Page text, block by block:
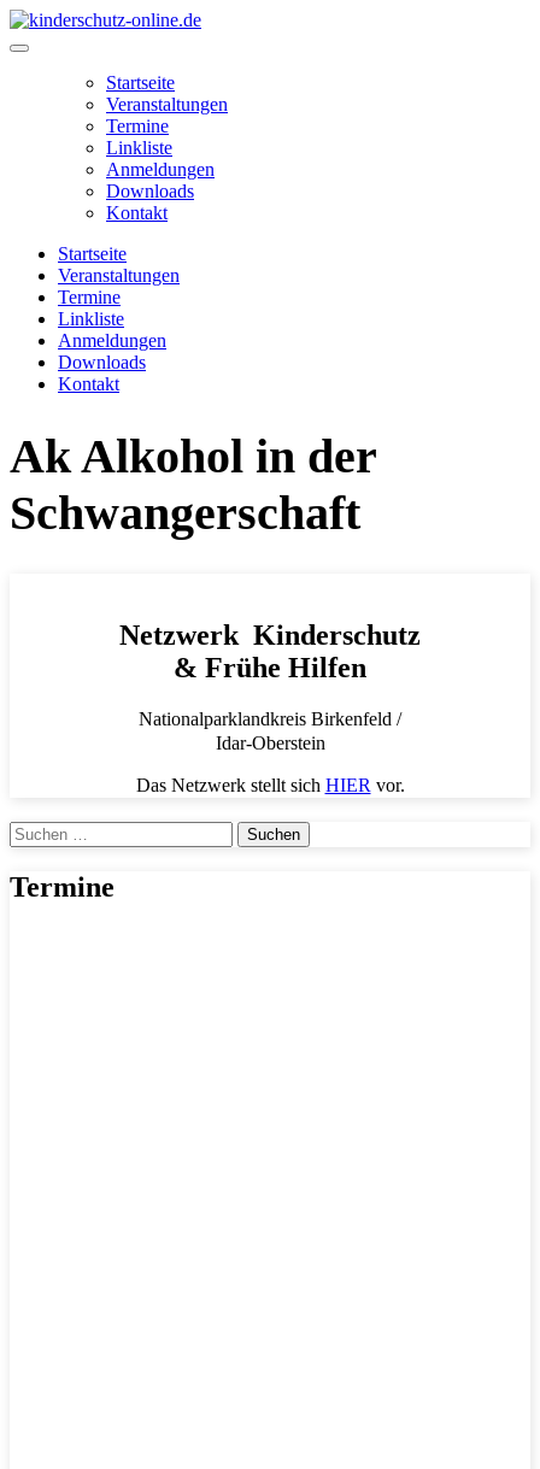
Zum
Inhalt
Main
Startseite
Veranstaltungen
Termine
Linkliste
Anmeldungen
Downloads
Kontakt
Startseite
Veranstaltungen
Termine
Linkliste
Anmeldungen
Downloads
Kontakt
Ak Alkohol in der
Schwangerschaft
Netzwerk Kinderschutz
& Frühe Hilfen
Nationalparklandkreis Birkenfeld /
Idar-Oberstein
Das Netzwerk stellt sich HIERvor.
Suchen
nach:
Termine